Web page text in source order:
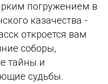
погружением в
казачества -
откроется вам
соборы,
тайны и
судьбы.